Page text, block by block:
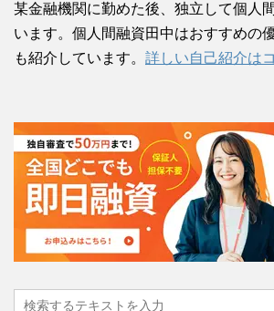
某金融機関に勤めた後、独立して個人
います。個人間融資田中はおすすめの
も紹介しています。 詳しい自己紹介は